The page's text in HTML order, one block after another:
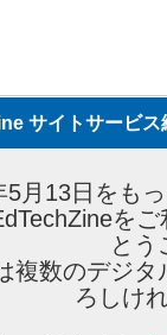
サイトサービス
5月13日をも
を
とう
複数のデジ
ろしけ